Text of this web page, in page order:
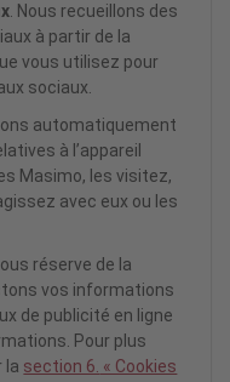
. Nous recueillons des
à partir de la
vous utilisez pour
sociaux.
automatiquement
à l’appareil
Masimo, les visitez,
avec eux ou les
réserve de la
vos informations
de publicité en ligne
Pour plus
la section 6. « Cookies